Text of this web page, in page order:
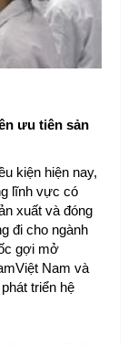
ưu tiên sản
kiện hiện nay,
lĩnh vực có
xuất và đóng
đi cho ngành
gợi mở
Nam và
triển hệ